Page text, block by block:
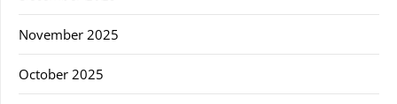
November 2025
October 2025